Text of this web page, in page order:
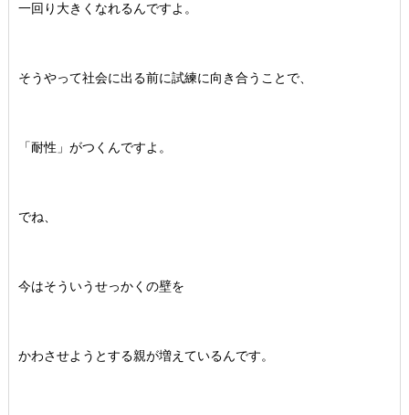
一回り大きくなれるんですよ。
そうやって社会に出る前に試練に向き合うことで、
「耐性」がつくんですよ。
でね、
今はそういうせっかくの壁を
かわさせようとする親が増えているんです。